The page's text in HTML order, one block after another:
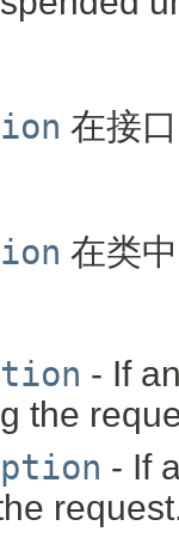
在接
在类
- If
the
- If